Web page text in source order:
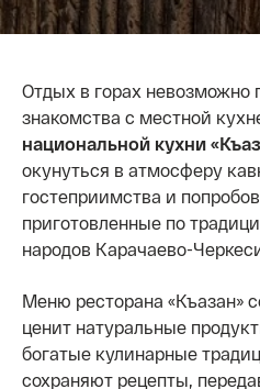
Отдых в горах невозможно
знакомства с местной
национальной кухни
окунуться в атмосферу
гостеприимства и
приготовленные по
народов Карачаево-
Меню ресторана «Къазан»
ценит натуральные
богатые кулинарные
сохраняют рецепты,